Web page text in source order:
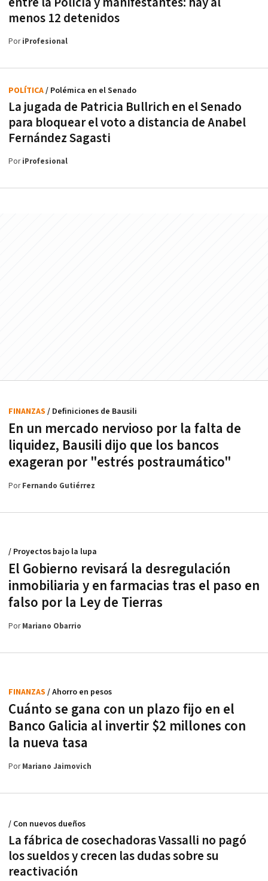
menos 12 detenidos
PoriProfesional
La jugada de Patricia Bullrich en el Senado
para bloquear el voto a distancia de Anabel
Fernández Sagasti
POLÍTICA/ Polémica en el Senado
PoriProfesional
En un mercado nervioso por la falta de
liquidez, Bausili dijo que los bancos
exageran por "estrés postraumático"
FINANZAS / Definiciones de Bausili
PorFernando Gutiérrez
El Gobierno revisará la desregulación
inmobiliaria y en farmacias tras el paso en
falso por la Ley de Tierras
/ Proyectos bajo la lupa
PorMariano Obarrio
Cuánto se gana con un plazo fijo en el
Banco Galicia al invertir $2 millones con
la nueva tasa
FINANZAS / Ahorro en pesos
PorMariano Jaimovich
La fábrica de cosechadoras Vassalli no pagó
los sueldos y crecen las dudas sobre su
reactivación
/ Con nuevos dueños